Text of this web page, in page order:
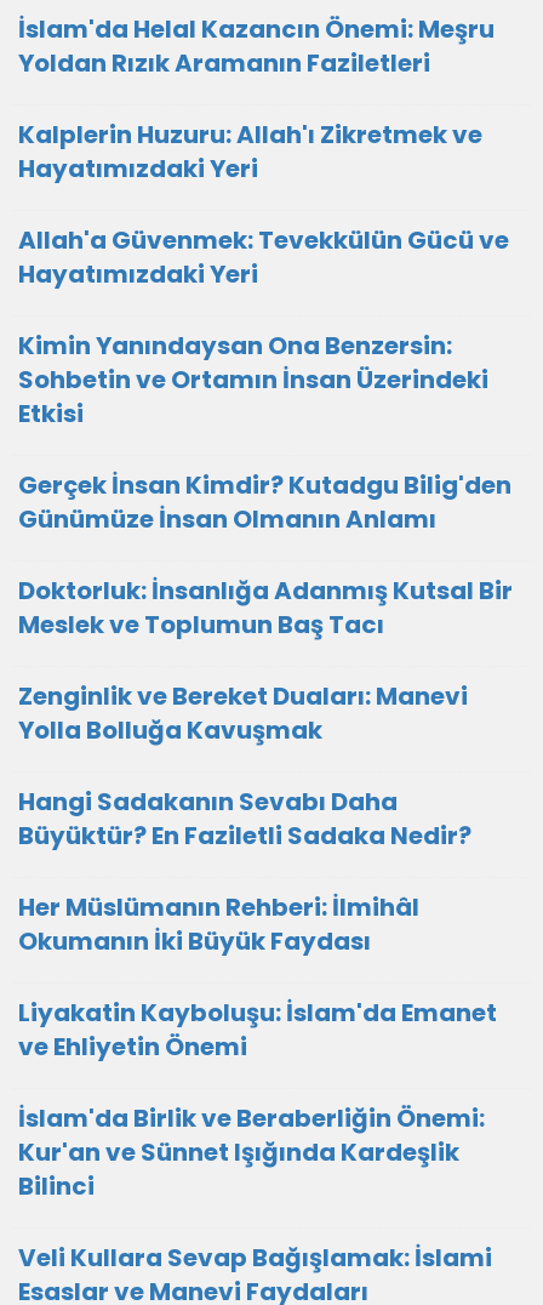
İslam'da Helal Kazancın Önemi: Meşru
Yoldan Rızık Aramanın Faziletleri
Kalplerin Huzuru: Allah'ı Zikretmek ve
Hayatımızdaki Yeri
Allah'a Güvenmek: Tevekkülün Gücü ve
Hayatımızdaki Yeri
Kimin Yanındaysan Ona Benzersin:
Sohbetin ve Ortamın İnsan Üzerindeki
Etkisi
Gerçek İnsan Kimdir? Kutadgu Bilig'den
Günümüze İnsan Olmanın Anlamı
Doktorluk: İnsanlığa Adanmış Kutsal Bir
Meslek ve Toplumun Baş Tacı
Zenginlik ve Bereket Duaları: Manevi
Yolla Bolluğa Kavuşmak
Hangi Sadakanın Sevabı Daha
Büyüktür? En Faziletli Sadaka Nedir?
Her Müslümanın Rehberi: İlmihâl
Okumanın İki Büyük Faydası
Liyakatin Kayboluşu: İslam'da Emanet
ve Ehliyetin Önemi
İslam'da Birlik ve Beraberliğin Önemi:
Kur'an ve Sünnet Işığında Kardeşlik
Bilinci
Veli Kullara Sevap Bağışlamak: İslami
Esaslar ve Manevi Faydaları